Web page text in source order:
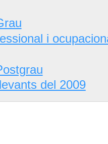
i
del 2009